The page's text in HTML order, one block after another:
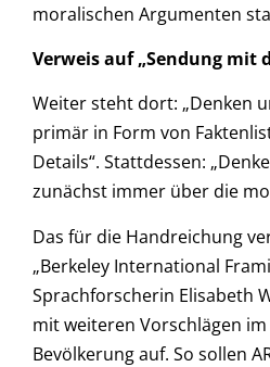
moralischen Argumenten
Verweis auf „Sendung mit
Weiter steht dort: „Denken
primär in Form von
Details“. Stattdessen:
zunächst immer über die
Das für die Handreichung
„Berkeley International
Sprachforscherin Elisabeth
mit weiteren Vorschlägen
Bevölkerung auf. So sollen